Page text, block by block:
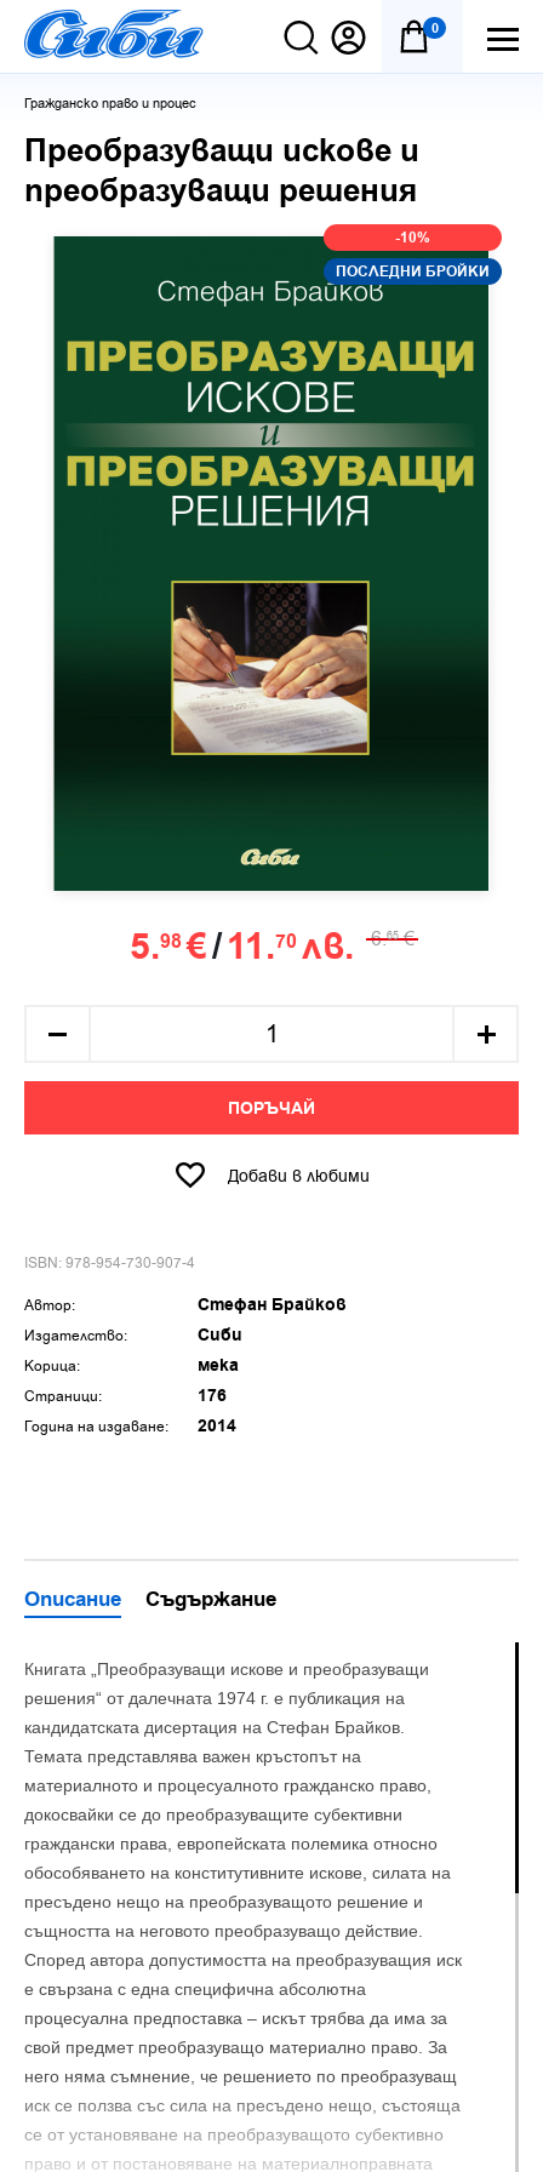
0
Гражданско право и процес
Преобразуващи искове и
преобразуващи решения
-10%
ПОСЛЕДНИ БРОЙКИ
ISBN: 978-954-730-907-4
Автор: Стефан Брайков
Издателство: Сиби
Корица: мека
Страници: 176
Година на издаване: 2014
5.98€/11.70 лв. 6.65 €
ПОРЪЧАЙ
Добави в любими
Описание Съдържание
Книгата „Преобразуващи искове и преобразуващи
решения“ от далечната 1974 г. е публикация на
кандидатската дисертация на Стефан Брайков.
Темата представлява важен кръстопът на
материалното и процесуалното гражданско право,
докосвайки се до преобразуващите субективни
граждански права, европейската полемика относно
обособяването на конститутивните искове, силата на
пресъдено нещо на преобразуващото решение и
същността на неговото преобразуващо действие.
Според автора допустимостта на преобразуващия иск
е свързана с една специфична абсолютна
процесуална предпоставка – искът трябва да има за
свой предмет преобразуващо материално право. За
него няма съмнение, че решението по преобразуващ
иск се ползва със сила на пресъдено нещо, състояща
се от установяване на преобразуващото субективно
право и от постановяване на материалноправната